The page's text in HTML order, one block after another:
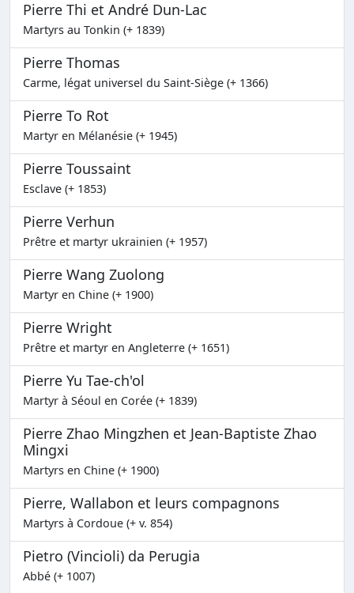
Pierre Thi et André Dun-Lac
Martyrs au Tonkin (+ 1839)
Pierre Thomas
Carme, légat universel du Saint-Siège (+ 1366)
Pierre To Rot
Martyr en Mélanésie (+ 1945)
Pierre Toussaint
Esclave (+ 1853)
Pierre Verhun
Prêtre et martyr ukrainien (+ 1957)
Pierre Wang Zuolong
Martyr en Chine (+ 1900)
Pierre Wright
Prêtre et martyr en Angleterre (+ 1651)
Pierre Yu Tae-ch'ol
Martyr à Séoul en Corée (+ 1839)
Pierre Zhao Mingzhen et Jean-Baptiste Zhao
Mingxi
Martyrs en Chine (+ 1900)
Pierre, Wallabon et leurs compagnons
Martyrs à Cordoue (+ v. 854)
Pietro (Vincioli) da Perugia
Abbé (+ 1007)